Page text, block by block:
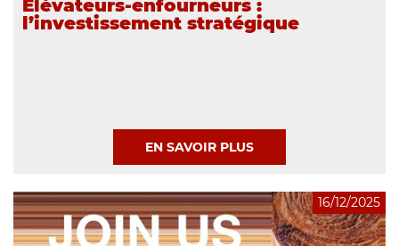
Élévateurs-enfourneurs :
l’investissement stratégique
EN SAVOIR PLUS
16/12/2025